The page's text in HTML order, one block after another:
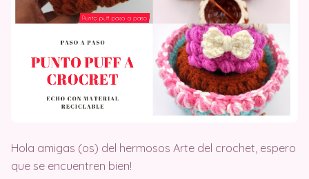
Hola amigas (os) del hermosos Arte del crochet, espero
que se encuentren bien!